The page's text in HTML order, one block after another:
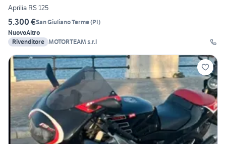
Aprilia RS 125
5.300 €San Giuliano Terme(PI)
NuovoAltro
Rivenditore MOTORTEAM s.r.l